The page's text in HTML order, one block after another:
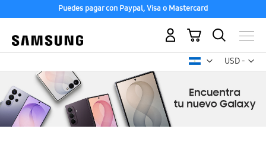
Puedes pagar con Paypal, Visa o Mastercard
USD -
dólar
Mi carrito